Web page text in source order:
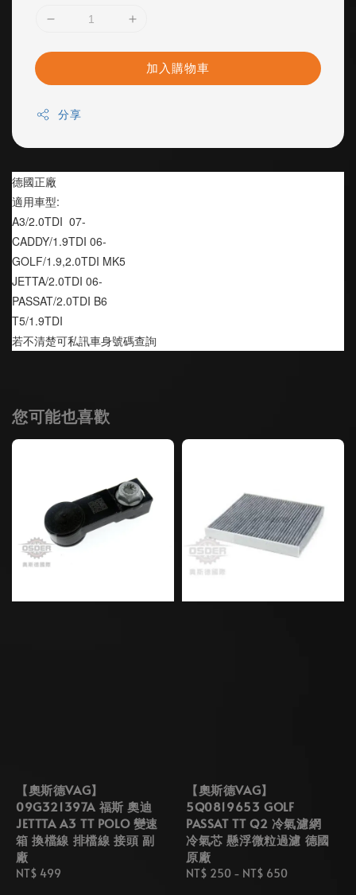
加入購物車
分享
德國正廠
適用車型:
A3/2.0TDI  07-
CADDY/1.9TDI 06-
GOLF/1.9,2.0TDI MK5
JETTA/2.0TDI 06-
PASSAT/2.0TDI B6
T5/1.9TDI
若不清楚可私訊車身號碼查詢
您可能也喜歡
【奧斯德VAG】
09G321397A 福斯 奧迪
JETTTA A3 TT POLO 變速
箱 換檔線 排檔線 接頭 副
廠
Regular
NT$ 499
【奧斯德VAG】
5Q0819653 GOLF
PASSAT TT Q2 冷氣濾網
冷氣芯 懸浮微粒過濾 德國
原廠
Regular
NT$ 250 - NT$ 650